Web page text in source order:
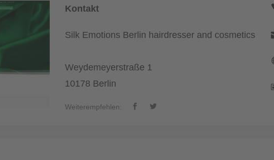
Kontakt
Silk Emotions Berlin hairdresser and cosmetics
Weydemeyerstraße 1
10178 Berlin
Weiterempfehlen: